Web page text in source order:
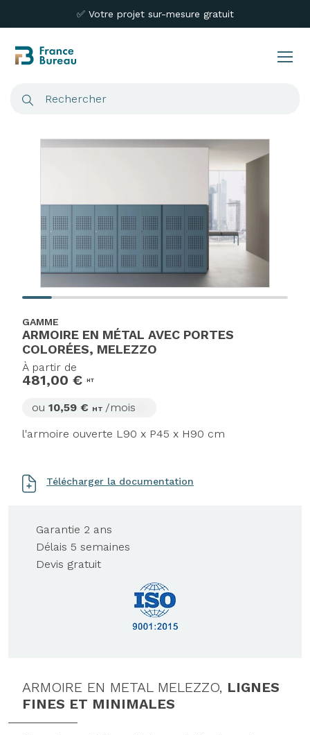
✅ Votre projet sur-mesure gratuit
GAMME
ARMOIRE EN MÉTAL AVEC PORTES
COLORÉES, MELEZZO
À partir de
481,00 € HT
ou 10,59 € HT /mois
l'armoire ouverte L90 x P45 x H90 cm
Télécharger la documentation
Garantie 2 ans
Délais 5 semaines
Devis gratuit
ARMOIRE EN METAL MELEZZO, LIGNES
FINES ET MINIMALES